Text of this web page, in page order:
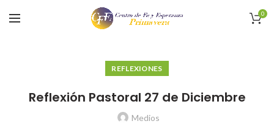
0
REFLEXIONES
Reflexión Pastoral 27 de Diciembre
Medios